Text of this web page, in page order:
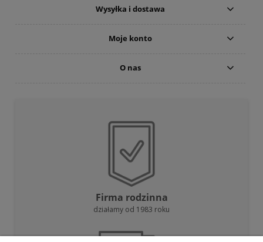
Wysyłka i dostawa
Moje konto
O nas
Firma rodzinna
działamy od 1983 roku